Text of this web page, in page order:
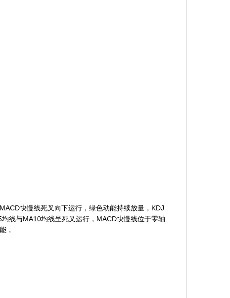
快慢线死叉向下运行，绿色动能持续放量，KDJ
线与MA10均线呈死叉运行，MACD快慢线位于零轴
，